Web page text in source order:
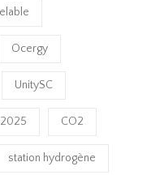
Ocergy
UnitySC
2025 CO2
station hydrogène